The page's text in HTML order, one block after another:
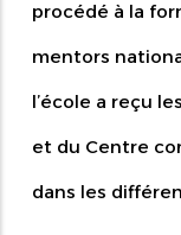
procédé à la
mentors
l’école a reçu
et du Centre
dans les